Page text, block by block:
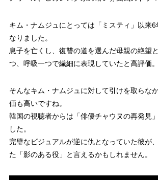
キム・ナムジュにとっては「ミスティ」以来6
なりました。
息子を亡くし、復讐の道を選んだ母親の絶望
つ、呼吸一つで繊細に表現していたと高評価。
そんなキム・ナムジュに対して引けを取らな
価も高いですね。
韓国の視聴者からは「俳優チャウヌの再発見
した。
完璧なビジュアルが逆に仇となっていた彼が
た「影のある役」と言えるかもしれません。